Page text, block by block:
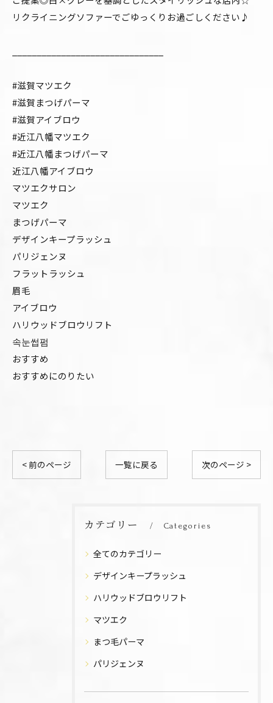
リクライニングソファーでごゆっくりお過ごしください♪
#滋賀マツエク
#滋賀まつげパーマ
#滋賀アイブロウ
#近江八幡マツエク
#近江八幡まつげパーマ
近江八幡アイブロウ
マツエクサロン
マツエク
まつげパーマ
デザインキープラッシュ
パリジェンヌ
フラットラッシュ
眉毛
アイブロウ
ハリウッドブロウリフト
속눈썹펌
おすすめ
おすすめにのりたい
< 前のページ 一覧に戻る 次のページ >
カテゴリー Categories
全てのカテゴリー
デザインキープラッシュ
ハリウッドブロウリフト
マツエク
まつ毛パーマ
パリジェンヌ